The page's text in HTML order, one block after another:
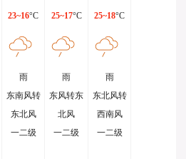
23~16°C
雨
东南风转
东北风
一二级
25~17°C
雨
东风转东
北风
一二级
25~18°C
雨
东北风转
西南风
一二级